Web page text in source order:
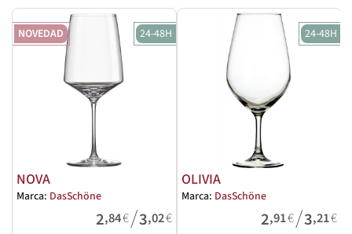
NOVEDAD 24-48H
NOVA
Marca: DasSchöne
2,84€/3,02€
24-48H
OLIVIA
Marca: DasSchöne
2,91€/3,21€